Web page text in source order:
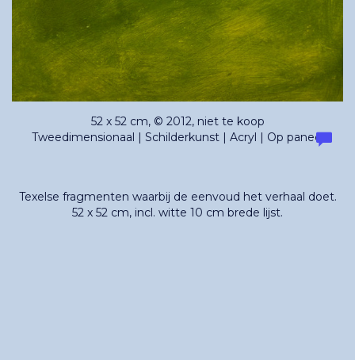
52 x 52 cm, © 2012, niet te koop
Tweedimensionaal | Schilderkunst | Acryl | Op paneel
Texelse fragmenten waarbij de eenvoud het verhaal doet.
52 x 52 cm, incl. witte 10 cm brede lijst.